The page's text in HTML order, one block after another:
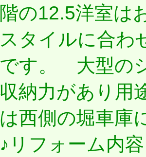
階の12.5洋室は
スタイルに合わ
です。 大型の
収納力があり
は西側の堀車
♪リフォーム内